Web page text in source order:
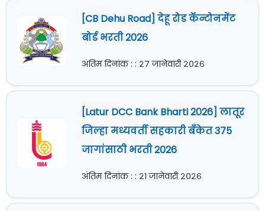
[CB Dehu Road] देहू रोड कॅन्टोनमेंट
बोर्ड भरती 2026
अंतिम दिनांक : : २७ जानेवारी २०२६
[Latur DCC Bank Bharti 2026] लातूर
जिल्हा मध्यवर्ती सहकारी बँकेत 375
जागांसाठी भरती 2026
अंतिम दिनांक : : २१ जानेवारी २०२६